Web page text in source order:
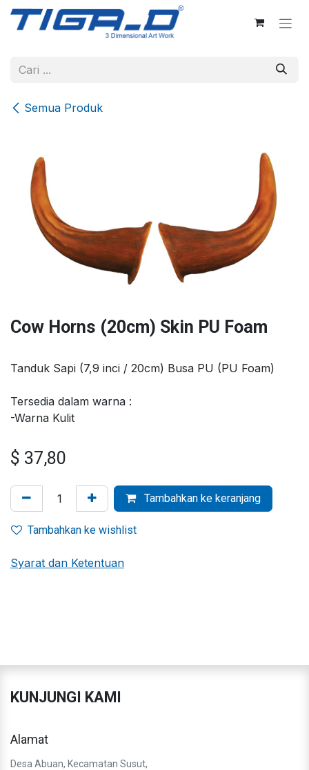
Skip ke Konten
Semua Produk
Cow Horns (20cm) Skin PU Foam
Tanduk Sapi (7,9 inci / 20cm) Busa PU (PU Foam)
Tersedia dalam warna :
-Warna Kulit
$ 37,80
Tambahkan ke keranjang
Tambahkan ke wishlist
Syarat dan Ketentuan
KUNJUNGI KAMI
Alamat
Desa Abuan, Kecamatan Susut,